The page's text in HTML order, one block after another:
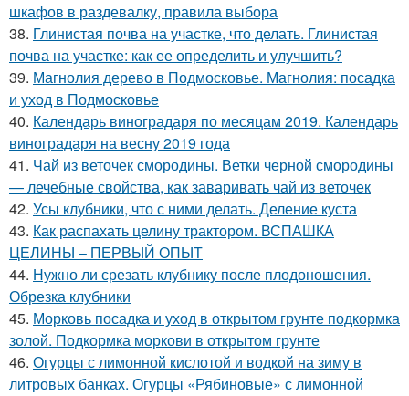
шкафов в раздевалку, правила выбора
38. Глинистая почва на участке, что делать. Глинистая
почва на участке: как ее определить и улучшить?
39. Магнолия дерево в Подмосковье. Магнолия: посадка
и уход в Подмосковье
40. Календарь виноградаря по месяцам 2019. Календарь
виноградаря на весну 2019 года
41. Чай из веточек смородины. Ветки черной смородины
— лечебные свойства, как заваривать чай из веточек
42. Усы клубники, что с ними делать. Деление куста
43. Как распахать целину трактором. ВСПАШКА
ЦЕЛИНЫ – ПЕРВЫЙ ОПЫТ
44. Нужно ли срезать клубнику после плодоношения.
Обрезка клубники
45. Морковь посадка и уход в открытом грунте подкормка
золой. Подкормка моркови в открытом грунте
46. Огурцы с лимонной кислотой и водкой на зиму в
литровых банках. Огурцы «Рябиновые» с лимонной